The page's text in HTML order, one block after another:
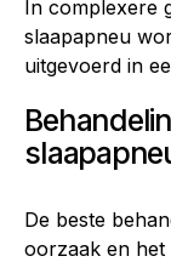
In complexere
slaapapneu
uitgevoerd in
De beste
oorzaak en het